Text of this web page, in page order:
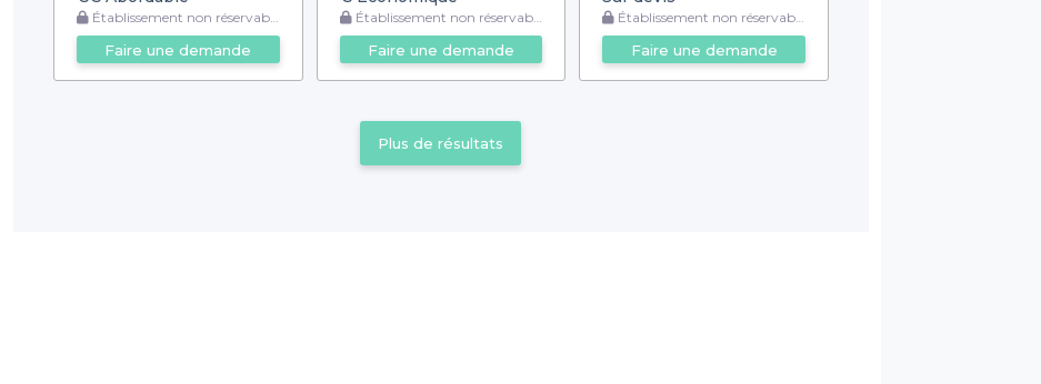
Établissement non réservable
Faire une demande
Établissement non réservable
Faire une demande
Établissement non réservable
Faire une demande
Plus de résultats